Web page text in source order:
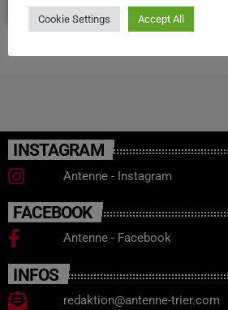
INSTAGRAM
Antenne - Instagram
FACEBOOK
Antenne - Facebook
INFOS
redaktion@antenne-trier.com
Cookie Settings Accept All